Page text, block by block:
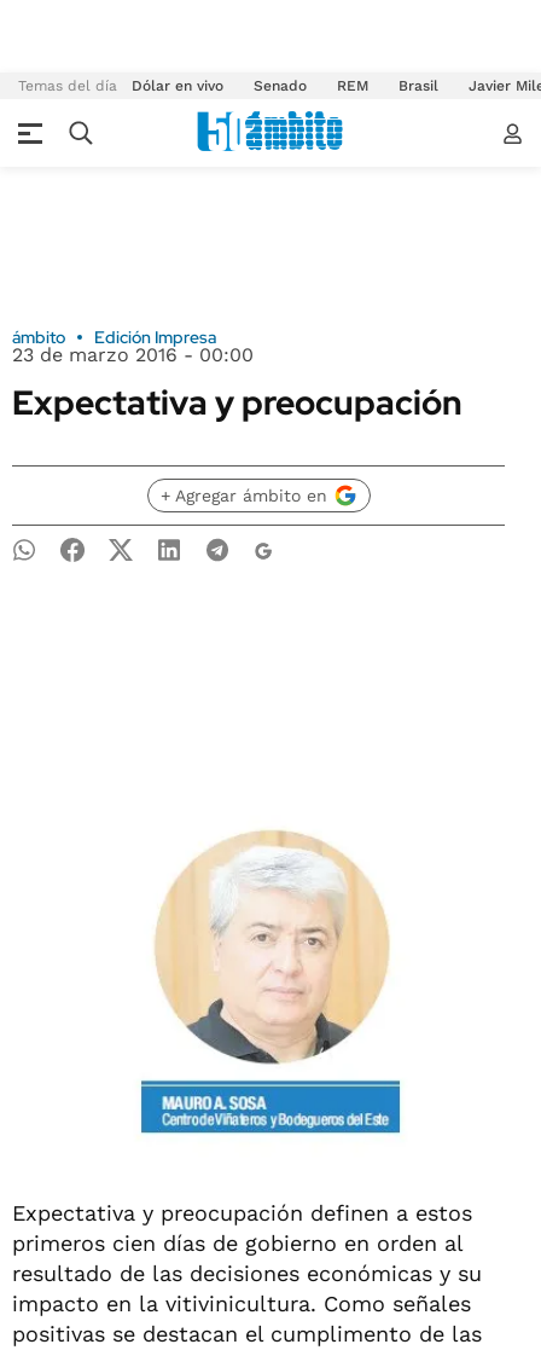
Temas del día Dólar en vivo Senado REM Brasil Javier
ámbito Edición Impresa
23 de marzo 2016 - 00:00
Expectativa y preocupación
+ Agregar ámbito en
Expectativa y preocupación definen a estos
primeros cien días de gobierno en orden al
resultado de las decisiones económicas y su
impacto en la vitivinicultura. Como señales
positivas se destacan el cumplimento de las